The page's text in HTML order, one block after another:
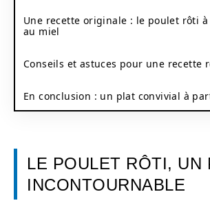
Une recette originale : le poulet rôti
au miel
Conseils et astuces pour une recette
En conclusion : un plat convivial à
LE POULET RÔTI, UN
INCONTOURNABLE